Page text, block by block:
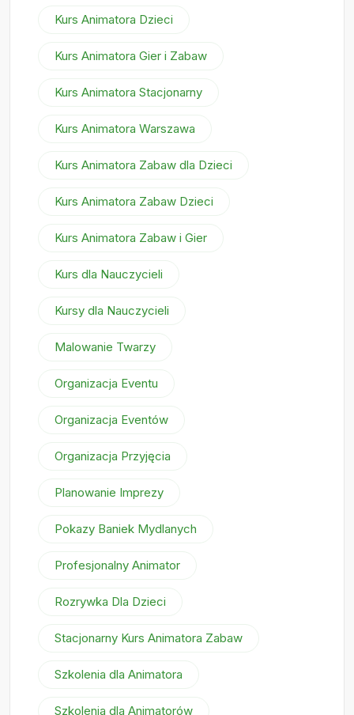
Kurs Animatora Dzieci
Kurs Animatora Gier i Zabaw
Kurs Animatora Stacjonarny
Kurs Animatora Warszawa
Kurs Animatora Zabaw dla Dzieci
Kurs Animatora Zabaw Dzieci
Kurs Animatora Zabaw i Gier
Kurs dla Nauczycieli
Kursy dla Nauczycieli
Malowanie Twarzy
Organizacja Eventu
Organizacja Eventów
Organizacja Przyjęcia
Planowanie Imprezy
Pokazy Baniek Mydlanych
Profesjonalny Animator
Rozrywka Dla Dzieci
Stacjonarny Kurs Animatora Zabaw
Szkolenia dla Animatora
Szkolenia dla Animatorów